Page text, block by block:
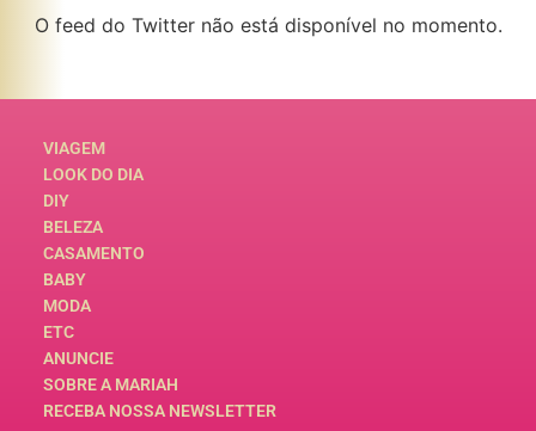
O feed do Twitter não está disponível no momento.
VIAGEM
LOOK DO DIA
DIY
BELEZA
CASAMENTO
BABY
MODA
ETC
ANUNCIE
SOBRE A MARIAH
RECEBA NOSSA NEWSLETTER